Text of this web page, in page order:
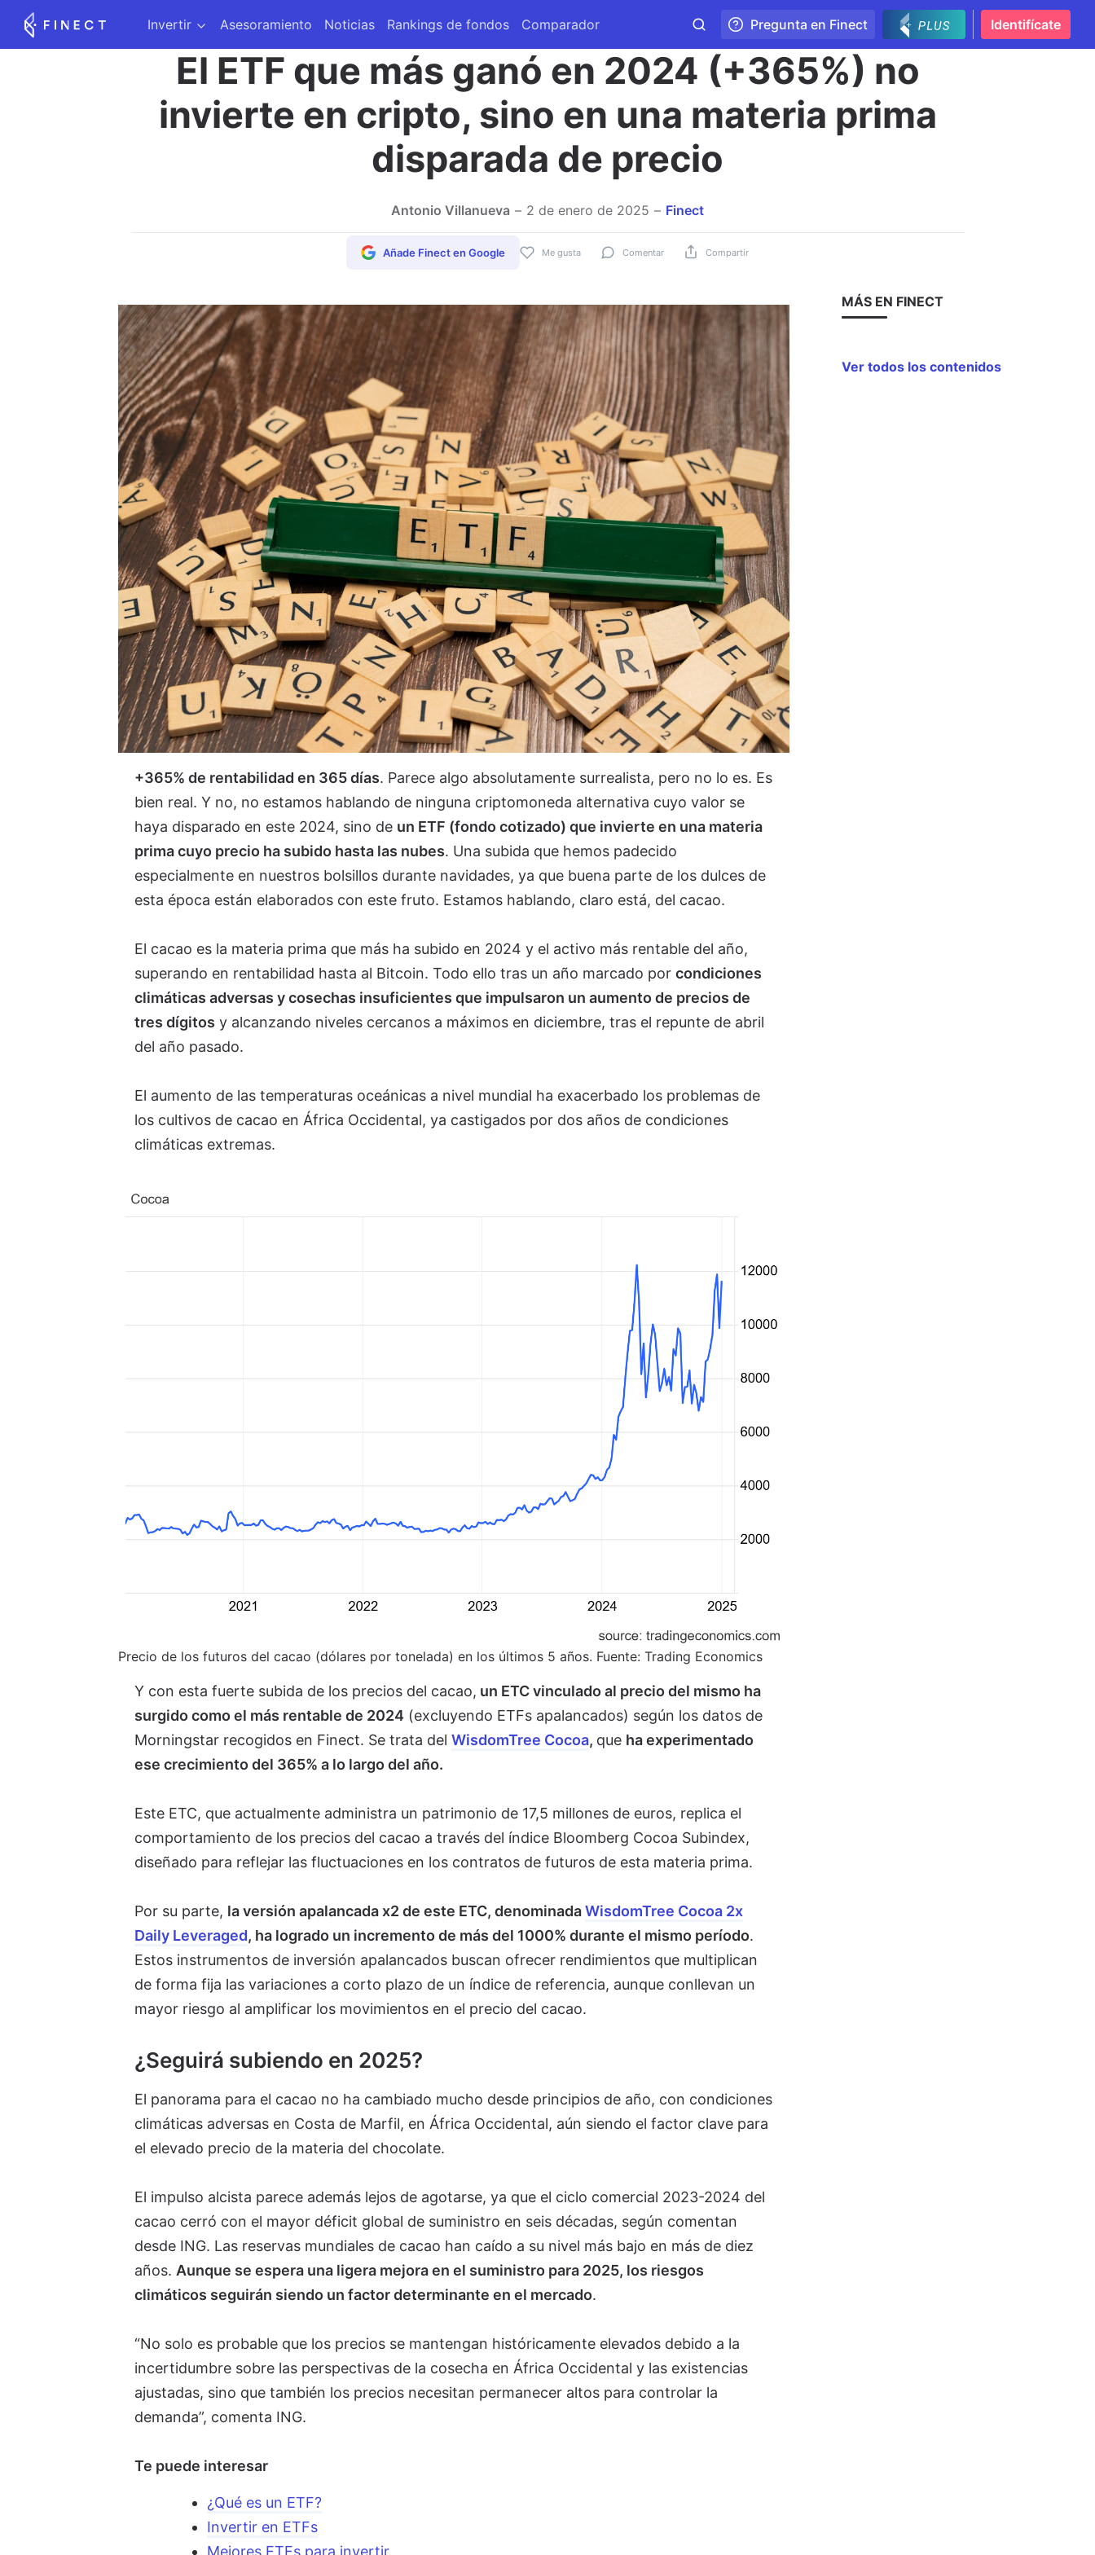
Invertir Asesoramiento Noticias Rankings de fondos Comparador Pregunta en Finect Identifícate
El ETF que más ganó en 2024 (+365%) no
invierte en cripto, sino en una materia prima
disparada de precio
Antonio Villanueva 2 de enero de 2025 Finect
Me gusta Comentar Compartir
Añade Finect en Google
+365% de rentabilidad en 365 días. Parece algo absolutamente surrealista, pero no lo es. Es
bien real. Y no, no estamos hablando de ninguna criptomoneda alternativa cuyo valor se
haya disparado en este 2024, sino de un ETF (fondo cotizado) que invierte en una materia
prima cuyo precio ha subido hasta las nubes. Una subida que hemos padecido
especialmente en nuestros bolsillos durante navidades, ya que buena parte de los dulces de
esta época están elaborados con este fruto. Estamos hablando, claro está, del cacao.
El cacao es la materia prima que más ha subido en 2024 y el activo más rentable del año,
superando en rentabilidad hasta al Bitcoin. Todo ello tras un año marcado por condiciones
climáticas adversas y cosechas insuficientes que impulsaron un aumento de precios de
tres dígitos y alcanzando niveles cercanos a máximos en diciembre, tras el repunte de abril
del año pasado.
El aumento de las temperaturas oceánicas a nivel mundial ha exacerbado los problemas de
los cultivos de cacao en África Occidental, ya castigados por dos años de condiciones
climáticas extremas.
Precio de los futuros del cacao (dólares por tonelada) en los últimos 5 años. Fuente: Trading Economics
Y con esta fuerte subida de los precios del cacao, un ETC vinculado al precio del mismo ha
surgido como el más rentable de 2024 (excluyendo ETFs apalancados) según los datos de
Morningstar recogidos en Finect. Se trata del WisdomTree Cocoa, que ha experimentado
ese crecimiento del 365% a lo largo del año.
Este ETC, que actualmente administra un patrimonio de 17,5 millones de euros, replica el
comportamiento de los precios del cacao a través del índice Bloomberg Cocoa Subindex,
diseñado para reflejar las fluctuaciones en los contratos de futuros de esta materia prima.
Por su parte, la versión apalancada x2 de este ETC, denominadaWisdomTree Cocoa 2x
Daily Leveraged, ha logrado un incremento de más del 1000% durante el mismo período.
Estos instrumentos de inversión apalancados buscan ofrecer rendimientos que multiplican
de forma fija las variaciones a corto plazo de un índice de referencia, aunque conllevan un
mayor riesgo al amplificar los movimientos en el precio del cacao.
¿Seguirá subiendo en 2025?
El panorama para el cacao no ha cambiado mucho desde principios de año, con condiciones
climáticas adversas en Costa de Marfil, en África Occidental, aún siendo el factor clave para
el elevado precio de la materia del chocolate.
El impulso alcista parece además lejos de agotarse, ya que el ciclo comercial 2023-2024 del
cacao cerró con el mayor déficit global de suministro en seis décadas, según comentan
desde ING. Las reservas mundiales de cacao han caído a su nivel más bajo en más de diez
años. Aunque se espera una ligera mejora en el suministro para 2025, los riesgos
climáticos seguirán siendo un factor determinante en el mercado.
“No solo es probable que los precios se mantengan históricamente elevados debido a la
incertidumbre sobre las perspectivas de la cosecha en África Occidental y las existencias
ajustadas, sino que también los precios necesitan permanecer altos para controlar la
demanda”, comenta ING.
Te puede interesar
¿Qué es un ETF?
Invertir en ETFs
Mejores ETFs para invertir
MÁS EN FINECT
Ver todos los contenidos